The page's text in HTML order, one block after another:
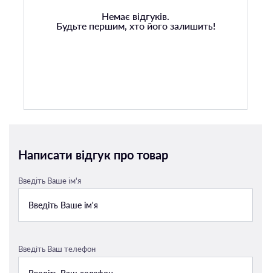
Немає відгуків.
Будьте першим, хто його залишить!
Написати відгук про товар
Введіть Ваше ім'я
Введіть Ваш телефон